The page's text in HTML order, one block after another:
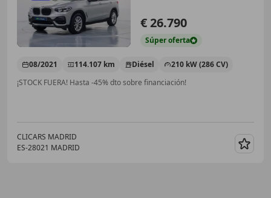
€ 26.790
Súperoferta
08/2021 114.107 km Diésel
210 kW (286 CV)
¡STOCK FUERA! Hasta -45% dto sobre financiación!
CLICARS MADRID
ES-28021 MADRID